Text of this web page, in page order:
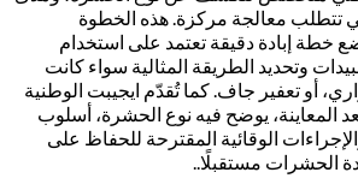
تتطلب معالجة مركزة. هذه الخطوة
خطة إبادة دقيقة تعتمد على استخدام
وتحديد الطريقة المثالية سواء كانت
أو تعفير جاف. كما تُقدّم ايجيبت الوطنية
المعاينة، يوضح فيه نوع الحشرة، أسلوب
الوقائية المقترحة للحفاظ على
الحشرات مستقبلًا..